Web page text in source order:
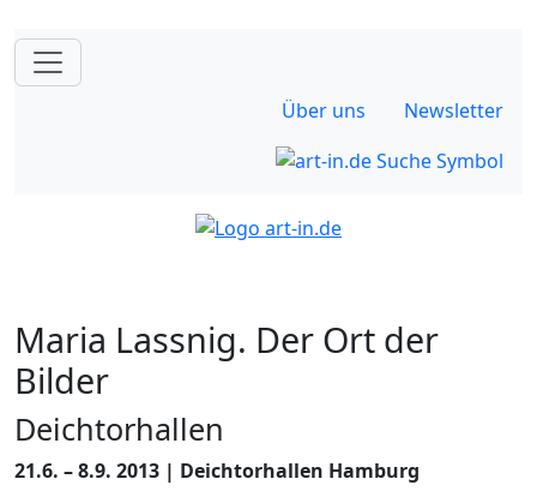
Über uns Newsletter
Maria Lassnig. Der Ort der
Bilder
Deichtorhallen
21.6. – 8.9. 2013 | Deichtorhallen Hamburg